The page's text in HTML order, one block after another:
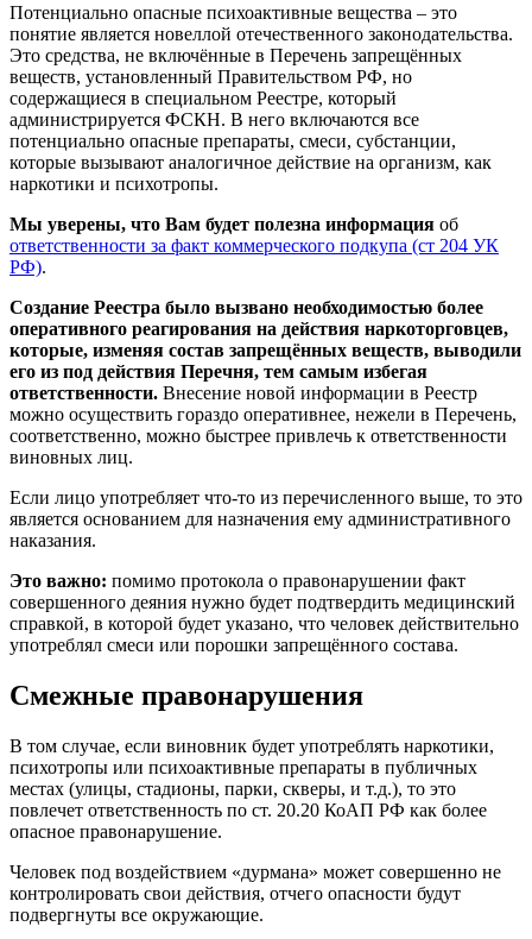
Потенциально опасные психоактивные вещества – это
понятие является новеллой отечественного законодательства.
Это средства, не включённые в Перечень запрещённых
веществ, установленный Правительством РФ, но
содержащиеся в специальном Реестре, который
администрируется ФСКН. В него включаются все
потенциально опасные препараты, смеси, субстанции,
которые вызывают аналогичное действие на организм, как
наркотики и психотропы.
Мы уверены, что Вам будет полезна информация об
ответственности за факт коммерческого подкупа (ст 204 УК
РФ).
Создание Реестра было вызвано необходимостью более
оперативного реагирования на действия наркоторговцев,
которые, изменяя состав запрещённых веществ, выводили
его из под действия Перечня, тем самым избегая
ответственности. Внесение новой информации в Реестр
можно осуществить гораздо оперативнее, нежели в Перечень,
соответственно, можно быстрее привлечь к ответственности
виновных лиц.
Если лицо употребляет что-то из перечисленного выше, то это
является основанием для назначения ему административного
наказания.
Это важно: помимо протокола о правонарушении факт
совершенного деяния нужно будет подтвердить медицинский
справкой, в которой будет указано, что человек действительно
употреблял смеси или порошки запрещённого состава.
Смежные правонарушения
В том случае, если виновник будет употреблять наркотики,
психотропы или психоактивные препараты в публичных
местах (улицы, стадионы, парки, скверы, и т.д.), то это
повлечет ответственность по ст. 20.20 КоАП РФ как более
опасное правонарушение.
Человек под воздействием «дурмана» может совершенно не
контролировать свои действия, отчего опасности будут
подвергнуты все окружающие.